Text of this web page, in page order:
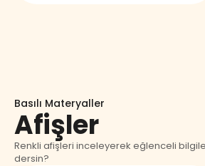
Basılı Materyaller
Afişler
Renkli afişleri inceleyerek eğlenceli
dersin?